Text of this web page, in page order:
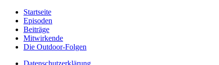
Startseite
Episoden
Beiträge
Mitwirkende
Die Outdoor-Folgen
Datenschutzerklärung